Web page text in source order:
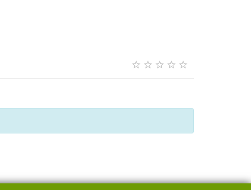
    